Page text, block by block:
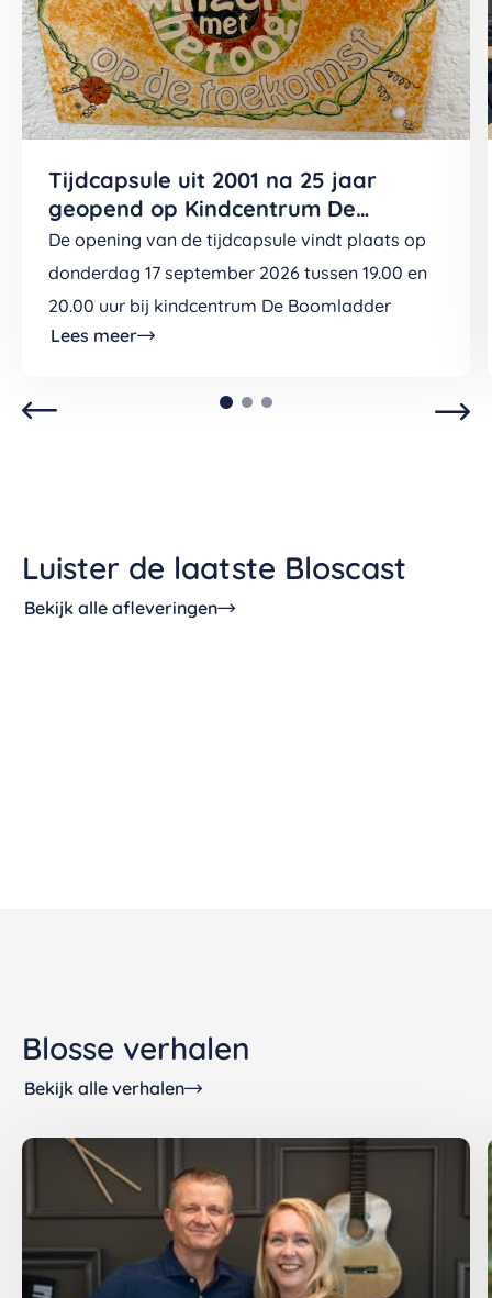
Tijdcapsule uit 2001 na 25 jaar
geopend op Kindcentrum De
Boomladder (v/h De Wingerd)
De opening van de tijdcapsule vindt plaats op
donderdag 17 september 2026 tussen 19.00 en
20.00 uur bij kindcentrum De Boomladder
Lees meer
Luister de laatste Bloscast
Bekijk alle afleveringen
Blosse verhalen
Bekijk alle verhalen